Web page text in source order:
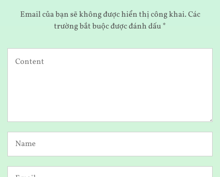
Email của bạn sẽ không được hiển thị công khai.Các
trường bắt buộc được đánh dấu*